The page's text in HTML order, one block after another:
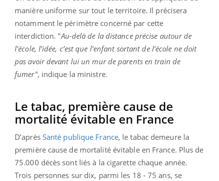
manière uniforme sur tout le territoire. Il précisera
notamment le périmètre concerné par cette
interdiction. "Au-delà de la distance précise autour de
l’école, l’idée, c’est que l’enfant sortant de l’école ne doit
pas avoir devant lui un mur de parents en train de
fumer", indique la ministre.
Le tabac, première cause de
mortalité évitable en France
D’après Santé publique France, le tabac demeure la
première cause de mortalité évitable en France. Plus de
75.000 décès sont liés à la cigarette chaque année.
Trois personnes sur dix, parmi les 18 - 75 ans, se